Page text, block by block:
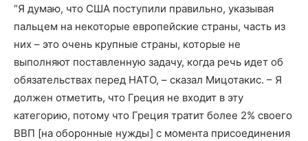
“Я думаю, что США поступили правильно, указывая
пальцем на некоторые европейские страны, часть из
них – это очень крупные страны, которые не
выполняют поставленную задачу, когда речь идет об
обязательствах перед НАТО, – сказал Мицотакис. – Я
должен отметить, что Греция не входит в эту
категорию, потому что Греция тратит более 2% своего
ВВП [на оборонные нужды] с момента присоединения